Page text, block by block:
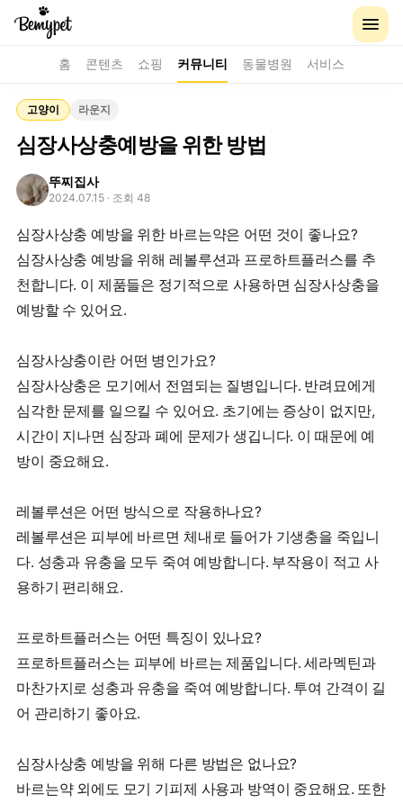
홈 콘텐츠 쇼핑 커뮤니티 동물병원 서비스
고양이 라운지
심장사상충예방을 위한 방법
뚜찌집사
2024.07.15 · 조회 48
심장사상충 예방을 위한 바르는약은 어떤 것이 좋나요?
심장사상충 예방을 위해 레볼루션과 프로하트플러스를 추
천합니다. 이 제품들은 정기적으로 사용하면 심장사상충을
예방할 수 있어요.
심장사상충이란 어떤 병인가요?
심장사상충은 모기에서 전염되는 질병입니다. 반려묘에게
심각한 문제를 일으킬 수 있어요. 초기에는 증상이 없지만,
시간이 지나면 심장과 폐에 문제가 생깁니다. 이 때문에 예
방이 중요해요.
레볼루션은 어떤 방식으로 작용하나요?
레볼루션은 피부에 바르면 체내로 들어가 기생충을 죽입니
다. 성충과 유충을 모두 죽여 예방합니다. 부작용이 적고 사
용하기 편리해요.
프로하트플러스는 어떤 특징이 있나요?
프로하트플러스는 피부에 바르는 제품입니다. 세라멕틴과
마찬가지로 성충과 유충을 죽여 예방합니다. 투여 간격이 길
어 관리하기 좋아요.
심장사상충 예방을 위해 다른 방법은 없나요?
바르는약 외에도 모기 기피제 사용과 방역이 중요해요. 또한